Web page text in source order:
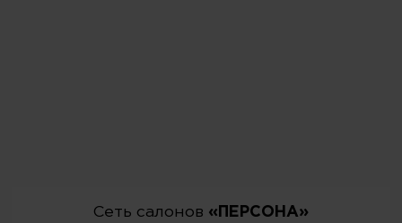
Сеть салонов «ПЕРСОНА»